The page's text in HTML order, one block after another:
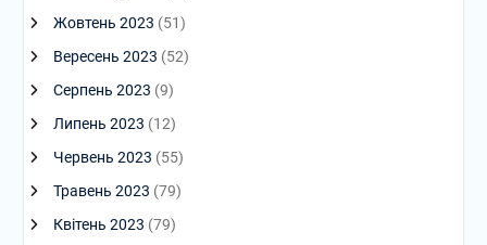
Жовтень 2023 (51)
Вересень 2023 (52)
Серпень 2023 (9)
Липень 2023 (12)
Червень 2023 (55)
Травень 2023 (79)
Квітень 2023 (79)